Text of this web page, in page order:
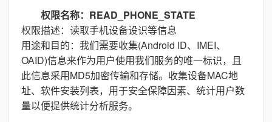
权限名称：READ_PHONE_STATE
权限描述：读取手机设备设识等信息
用途和目的：我们需要收集(Android ID、IMEI、
OAID)信息来作为用户使用我们服务的唯一标识，且
此信息采用MD5加密传输和存储。收集设备MAC地
址、软件安装列表，用于安全保障因素、统计用户数
量以便提供统计分析服务。